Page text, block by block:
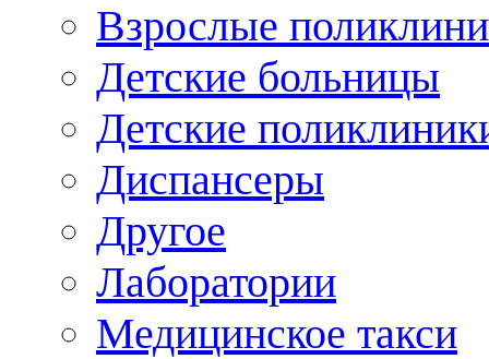
Взрослые
Детские больницы
Детские
Диспансеры
Другое
Лаборатории
Медицинское такси